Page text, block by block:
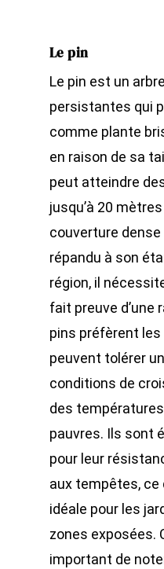
Le pin
Le pin est un
persistantes qui
comme plante
en raison de sa
peut atteindre
jusqu’à 20
couverture dense
répandu à son
région, il
fait preuve d’une
pins préfèrent
peuvent tolérer
conditions de
des
pauvres. Ils sont
pour leur
aux tempêtes, ce
idéale pour les
zones exposées.
important de